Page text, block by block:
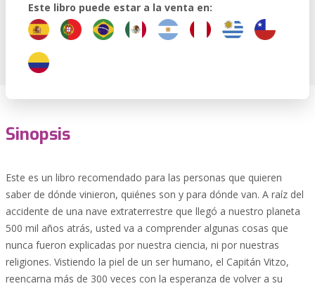
Este libro puede estar a la venta en:
Sinopsis
Este es un libro recomendado para las personas que quieren
saber de dónde vinieron, quiénes son y para dónde van. A raíz del
accidente de una nave extraterrestre que llegó a nuestro planeta
500 mil años atrás, usted va a comprender algunas cosas que
nunca fueron explicadas por nuestra ciencia, ni por nuestras
religiones. Vistiendo la piel de un ser humano, el Capitán Vitzo,
reencarna más de 300 veces con la esperanza de volver a su